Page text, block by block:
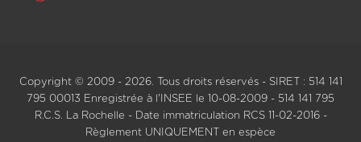
Copyright © 2009 - 2026. Tous droits réservés - SIRET : 514 141
795 00013 Enregistrée à l'INSEE le 10-08-2009 - 514 141 795
R.C.S. La Rochelle - Date immatriculation RCS 11-02-2016 -
Règlement UNIQUEMENT en espèce